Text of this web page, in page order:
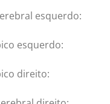
esquerdo:
esquerdo:
direito: